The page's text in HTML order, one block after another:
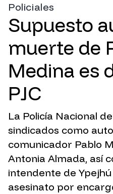
Policiales
Supuesto
muerte de
Medina es
PJC
La Policía Nacional
sindicados como
comunicador Pablo
Antonia Almada, así
intendente de Ypejhú
asesinato por